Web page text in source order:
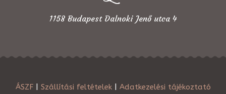
1158 Budapest Dalnoki Jenő utca 4
ÁSZF| Szállítási feltételek| Adatkezelési tájékoztató